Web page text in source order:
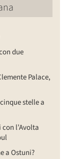
due
Palace,
stelle a
l’Avolta
a Ostuni?